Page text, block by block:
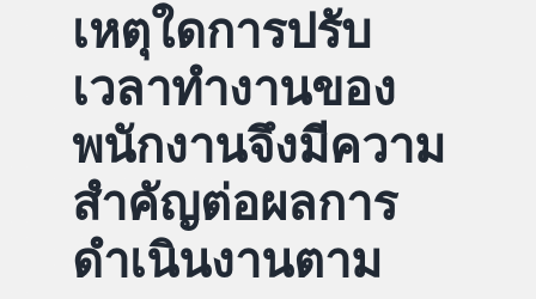
เหตุใดการปรับ
เวลาทำงานของ
พนักงานจึงมีความ
สำคัญต่อผลการ
ดำเนินงานตาม